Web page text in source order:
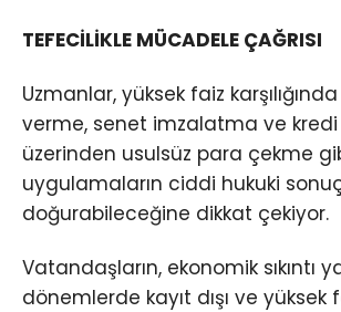
TEFECİLİKLE MÜCADELE ÇAĞRISI
Uzmanlar, yüksek faiz
verme, senet imzalatma ve kredi
üzerinden usulsüz para çekme
uygulamaların ciddi hukuki
doğurabileceğine dikkat çekiyor.
Vatandaşların, ekonomik sıkıntı
dönemlerde kayıt dışı ve yüksek